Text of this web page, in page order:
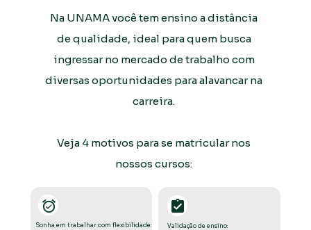
Validação de ensino:
Sonha em trabalhar com flexibilidade:
Na UNAMA você tem ensino a distância
de qualidade, ideal para quem busca
ingressar no mercado de trabalho com
diversas oportunidades para alavancar na
carreira.
Veja 4 motivos para se matricular nos
nossos cursos: